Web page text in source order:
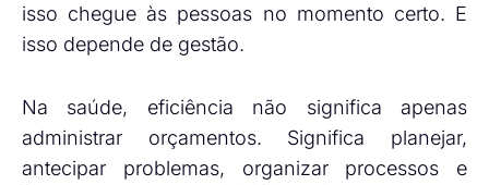
isso chegue às pessoas no momento certo. E
isso depende de gestão.
Na saúde, eficiência não significa apenas
administrar orçamentos. Significa planejar,
antecipar problemas, organizar processos e